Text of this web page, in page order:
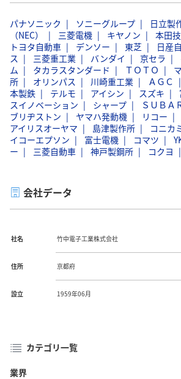
パナソニック ソニーグループ 日立製
（NEC）
三菱電機 キヤノン
本田
トヨタ自動車
デンソー 東芝 日産
ス
三菱重工業 バンダイ 京セラ
ム
タカラスタンダード ＴＯＴＯ
所
オリンパス 川崎重工業 ＡＧＣ
本製鉄
テルモ アイシン スズキ
スイノベーション
シャープ ＳＵＢＡ
ブリヂストン
ヤマハ発動機 リコー
アイリスオーヤマ
島津製作所 コニカ
イコーエプソン
富士電機 コマツ
ー
三菱自動車 神戸製鋼所 コクヨ
会社データ
社名 竹中電子工業株式会社
住所 京都府
設立 1959年06月
カテゴリ一覧
業界